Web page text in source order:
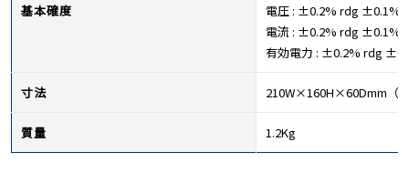
基本確度
電圧 : ±0.2% rdg ±0.1%
電流 : ±0.2% rdg ±0.1%
有効電力 : ±0.2% rdg
寸法 210W×160H×60Dmm（
質量 1.2Kg